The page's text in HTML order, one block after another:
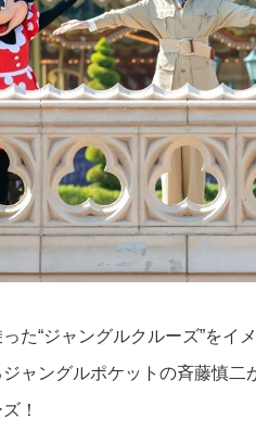
た“ジャングルクルーズ”をイ
ャングルポケットの斉藤慎二
！